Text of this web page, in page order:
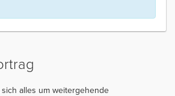
alles um weitergehende